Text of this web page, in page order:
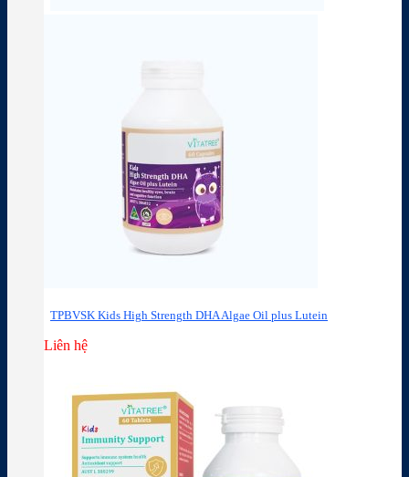
TPBVSK Kids High Strength DHA Algae Oil plus Lutein
Liên hệ